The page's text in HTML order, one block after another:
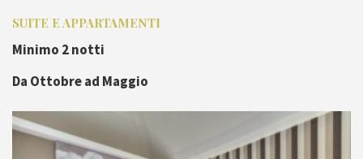
SUITE E APPARTAMENTI
Minimo 2 notti
Da Ottobre ad Maggio